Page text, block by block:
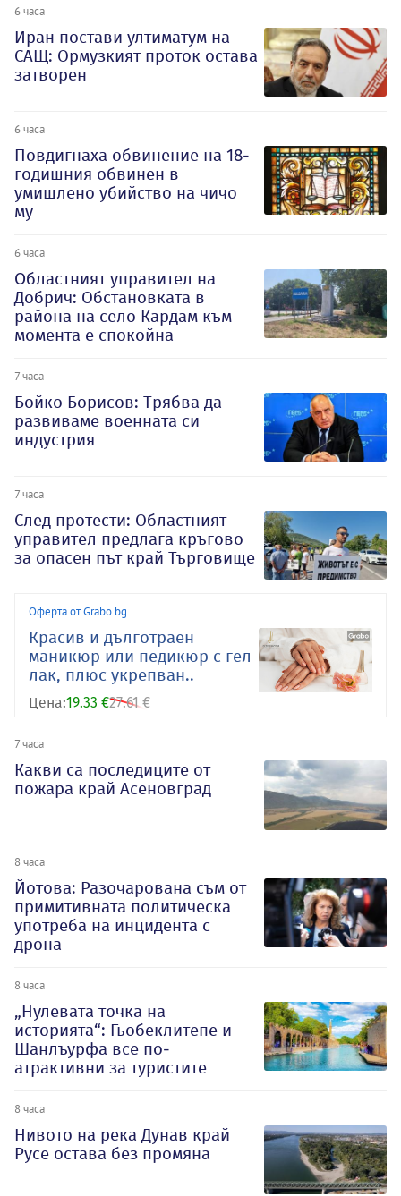
6 часа
Иран постави ултиматум на
САЩ: Ормузкият проток остава
затворен
6 часа
Повдигнаха обвинение на 18-
годишния обвинен в
умишлено убийство на чичо
му
6 часа
Oбластният управител на
Добрич: Обстановката в
района на село Кардам към
момента е спокойна
7 часа
Бойко Борисов: Трябва да
развиваме военната си
индустрия
7 часа
След протести: Областният
управител предлага кръгово
за опасен път край Търговище
Оферта от Grabo.bg
Красив и дълготраен
маникюр или педикюр с гел
лак, плюс укрепван..
Цена:19.33 €27.61 €
7 часа
Какви са последиците от
пожара край Асеновград
8 часа
Йотова: Разочарована съм от
примитивната политическа
употреба на инцидента с
дрона
8 часа
„Нулевата точка на
историята“: Гьобеклитепе и
Шанлъурфа все по-
атрактивни за туристите
8 часа
Нивото на река Дунав край
Русе остава без промяна